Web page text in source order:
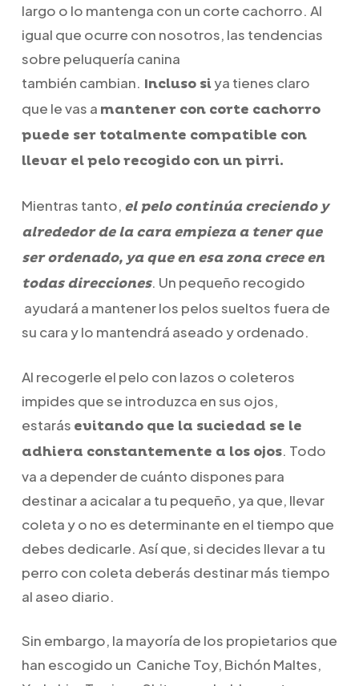
largo o lo mantenga con un corte cachorro. Al
igual que ocurre con nosotros, las tendencias
sobre peluquería canina
también cambian. Incluso siya tienes claro
que le vas a mantener con corte cachorro
puede ser totalmente compatible con
llevar el pelo recogido con un pirri.
Mientras tanto, el pelo continúa creciendo y
alrededor de la cara empieza a tener que
ser ordenado, ya que en esa zona crece en
todas direcciones. Un pequeño recogido
ayudará a mantener los pelos sueltos fuera de
su cara y lo mantendrá aseado y ordenado.
Al recogerle el pelo con lazos o coleteros
impides que se introduzca en sus ojos,
estarás evitando que la suciedad se le
adhiera constantemente a los ojos. Todo
va a depender de cuánto dispones para
destinar a acicalar a tu pequeño, ya que, llevar
coleta y o no es determinante en el tiempo que
debes dedicarle. Así que, si decides llevar a tu
perro con coleta deberás destinar más tiempo
al aseo diario.
Sin embargo, la mayoría de los propietarios que
han escogido un Caniche Toy, Bichón Maltes,